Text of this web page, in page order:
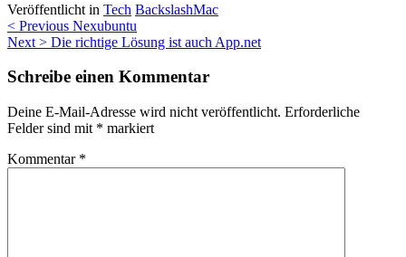
Veröffentlicht in Tech BackslashMac
Beitragsnavigation
< Previous Nexubuntu
Next > Die richtige Lösung ist auch App.net
Schreibe einen Kommentar
Deine E-Mail-Adresse wird nicht veröffentlicht. Erforderliche
Felder sind mit * markiert
Kommentar *